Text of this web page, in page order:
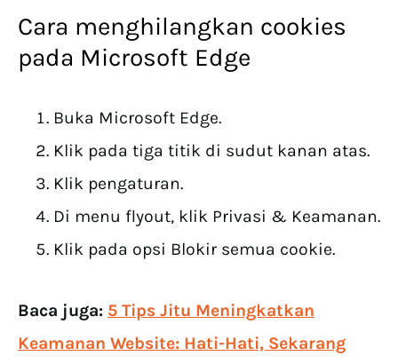
Cara menghilangkan cookies
pada Microsoft Edge
Buka Microsoft Edge.
Klik pada tiga titik di sudut kanan atas.
Klik pengaturan.
Di menu flyout, klik Privasi & Keamanan.
Klik pada opsi Blokir semua cookie.
Baca juga: 5 Tips Jitu Meningkatkan
Keamanan Website: Hati-Hati, Sekarang